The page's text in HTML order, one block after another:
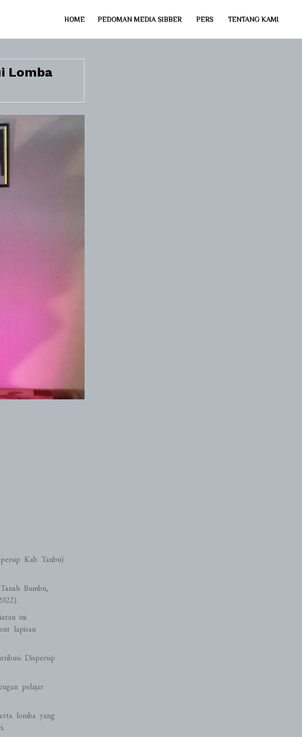
HOME PEDOMAN MEDIA SIBBER PERS TENTANG KAMI
Lomba
Kab Tanbu)
Bumbu,
ini
lapisan
Dispersip
pelajar
lomba yang